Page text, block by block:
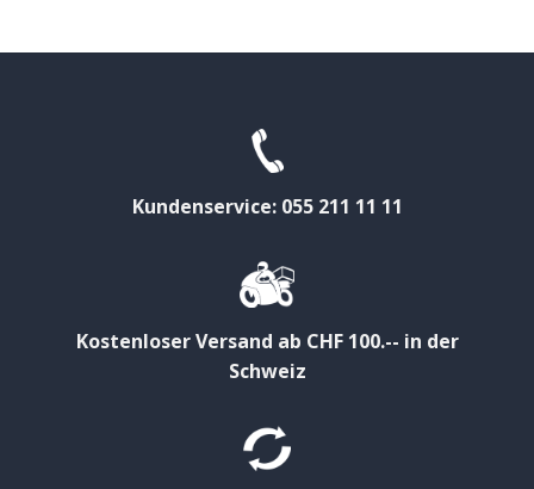
Kundenservice: 055 211 11 11
Kostenloser Versand ab CHF 100.-- in der
Schweiz